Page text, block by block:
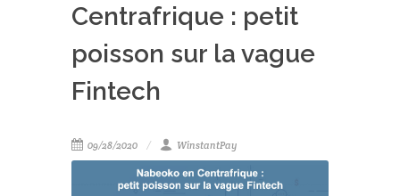
Centrafrique : petit
poisson sur la vague
Fintech
09/28/2020 WinstantPay